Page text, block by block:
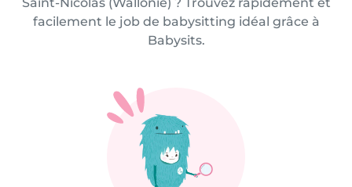
facilement le job de babysitting idéal grâce à
Babysits.